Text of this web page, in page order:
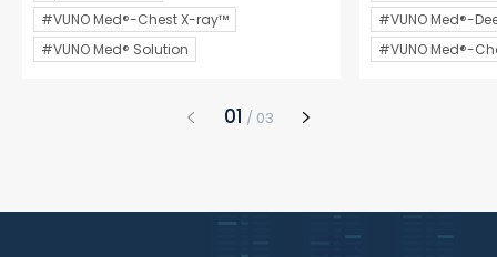
#VUNO Med®-Chest X-ray™
#VUNO Med® Solution
#VUNO Med®-
#VUNO Med®-
1 / 3